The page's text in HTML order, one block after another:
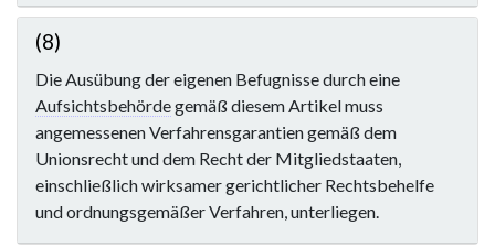
(8)
Die Ausübung der eigenen Befugnisse durch eine
Aufsichtsbehördegemäß diesem Artikel muss
angemessenen Verfahrensgarantien gemäß dem
Unionsrecht und dem Recht der Mitgliedstaaten,
einschließlich wirksamer gerichtlicher Rechtsbehelfe
und ordnungsgemäßer Verfahren, unterliegen.